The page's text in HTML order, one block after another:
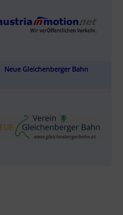
Neue Gleichenberger Bahn